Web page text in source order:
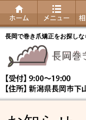
長岡で巻き爪矯正をお探しな